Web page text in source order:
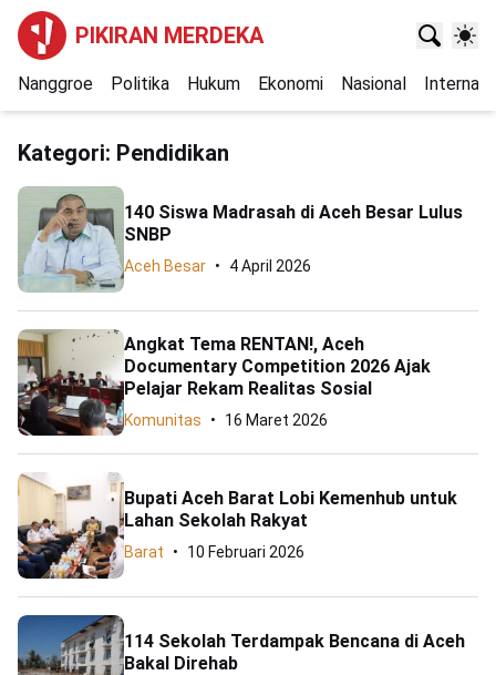
PIKIRAN MERDEKA
Nanggroe Politika Hukum Ekonomi Nasional
Kategori: Pendidikan
140 Siswa Madrasah di Aceh Besar Lulus
SNBP
Aceh Besar 4 April 2026
Angkat Tema RENTAN!, Aceh
Documentary Competition 2026 Ajak
Pelajar Rekam Realitas Sosial
Komunitas 16 Maret 2026
Bupati Aceh Barat Lobi Kemenhub untuk
Lahan Sekolah Rakyat
Barat 10 Februari 2026
114 Sekolah Terdampak Bencana di Aceh
Bakal Direhab